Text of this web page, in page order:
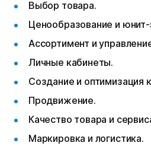
Выбор товара.
Ценообразование и
Ассортимент и
Личные кабинеты.
Создание и оптимизация
Продвижение.
Качество товара и
Маркировка и логистика.